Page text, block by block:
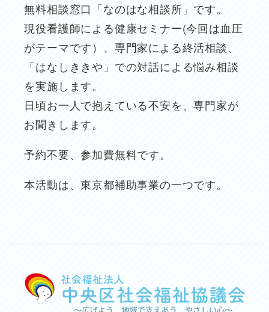
無料相談窓口「なのはな相談所」です。
現役看護師による健康セミナー(今回は血圧
がテーマです）、専門家による終活相談、
「はなしききや」での対話による悩み相談
を実施します。
日頃お一人で抱えている不安を、専門家が
お聞きします。
予約不要、参加費無料です。
本活動は、東京都補助事業の一つです。